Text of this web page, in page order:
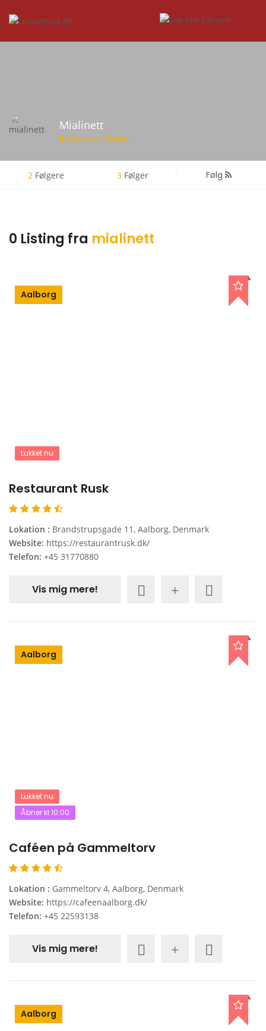
Mialinett
Dinnerlust Medlem
2 Følgere 3 Følger Følg
0 Listing fra mialinett
Aalborg
Lukket nu
Restaurant Rusk
Lokation : Brandstrupsgade 11, Aalborg, Denmark
Website: https://restaurantrusk.dk/
Telefon: +45 31770880
Vis mig mere!
Aalborg
Lukket nu
Åbner kl 10:00
Caféen på Gammeltorv
Lokation : Gammeltorv 4, Aalborg, Denmark
Website: https://cafeenaalborg.dk/
Telefon: +45 22593138
Vis mig mere!
Aalborg